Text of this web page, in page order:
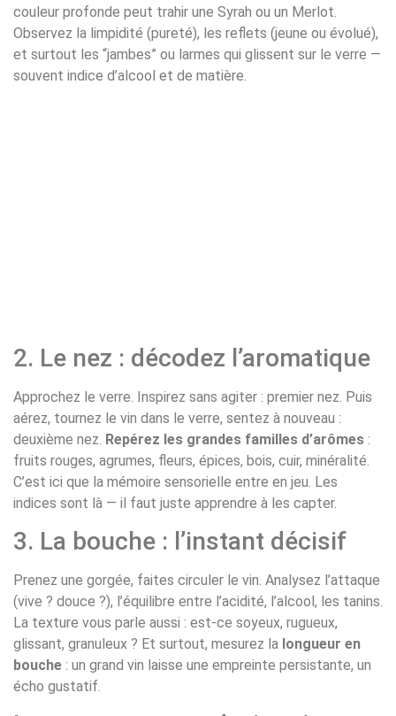
couleur profonde peut trahir une Syrah ou un Merlot.
Observez la limpidité (pureté), les reflets (jeune ou évolué),
et surtout les “jambes” ou larmes qui glissent sur le verre —
souvent indice d’alcool et de matière.
2. Le nez : décodez l’aromatique
Approchez le verre. Inspirez sans agiter : premier nez. Puis
aérez, tournez le vin dans le verre, sentez à nouveau :
deuxième nez. Repérez les grandes familles d’arômes :
fruits rouges, agrumes, fleurs, épices, bois, cuir, minéralité.
C’est ici que la mémoire sensorielle entre en jeu. Les
indices sont là — il faut juste apprendre à les capter.
3. La bouche : l’instant décisif
Prenez une gorgée, faites circuler le vin. Analysez l’attaque
(vive ? douce ?), l’équilibre entre l’acidité, l’alcool, les tanins.
La texture vous parle aussi : est-ce soyeux, rugueux,
glissant, granuleux ? Et surtout, mesurez la longueur en
bouche : un grand vin laisse une empreinte persistante, un
écho gustatif.